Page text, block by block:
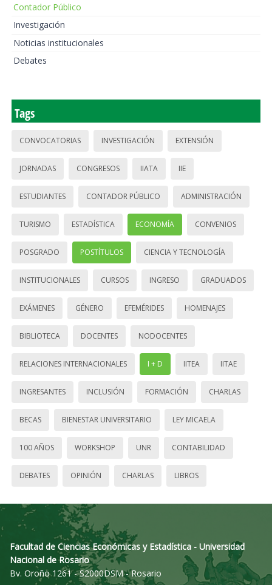
Contador Público
Investigación
Noticias institucionales
Debates
Tags
CONVOCATORIAS INVESTIGACIÓN EXTENSIÓN
JORNADAS CONGRESOS IIATA IIE
ESTUDIANTES CONTADOR PÚBLICO ADMINISTRACIÓN
TURISMO ESTADÍSTICA ECONOMÍA CONVENIOS
POSGRADO POSTÍTULOS CIENCIA Y TECNOLOGÍA
INSTITUCIONALES CURSOS INGRESO GRADUADOS
EXÁMENES GÉNERO EFEMÉRIDES HOMENAJES
BIBLIOTECA DOCENTES NODOCENTES
RELACIONES INTERNACIONALES I + D IITEA IITAE
INGRESANTES INCLUSIÓN FORMACIÓN CHARLAS
BECAS BIENESTAR UNIVERSITARIO LEY MICAELA
100 AÑOS WORKSHOP UNR CONTABILIDAD
DEBATES OPINIÓN CHARLAS LIBROS
Facultad de Ciencias Económicas y Estadística - Universidad
Nacional de Rosario
Bv. Oroño 1261 - S2000DSM - Rosario